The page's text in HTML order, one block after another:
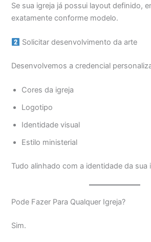
Se sua igreja já possui layout definido,
exatamente conforme modelo.
Solicitar desenvolvimento da arte
Desenvolvemos a credencial
Cores da igreja
Logotipo
Identidade visual
Estilo ministerial
Tudo alinhado com a identidade da sua
Pode Fazer Para Qualquer Igreja?
Sim.